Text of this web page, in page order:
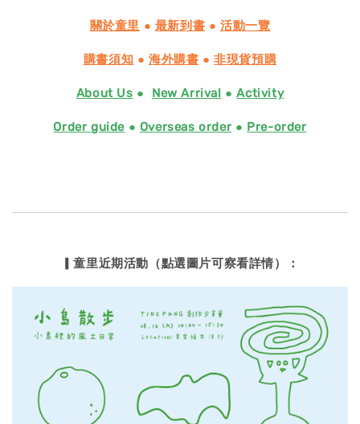
關於童里 ● 最新到書 ●活動一覽
購書須知 ● 海外購書 ●非現貨預購
About Us ● New Arrival ●Activity
Order guide ● Overseas order● Pre-order
▎童里近期活動（點選圖片可察看詳情）：